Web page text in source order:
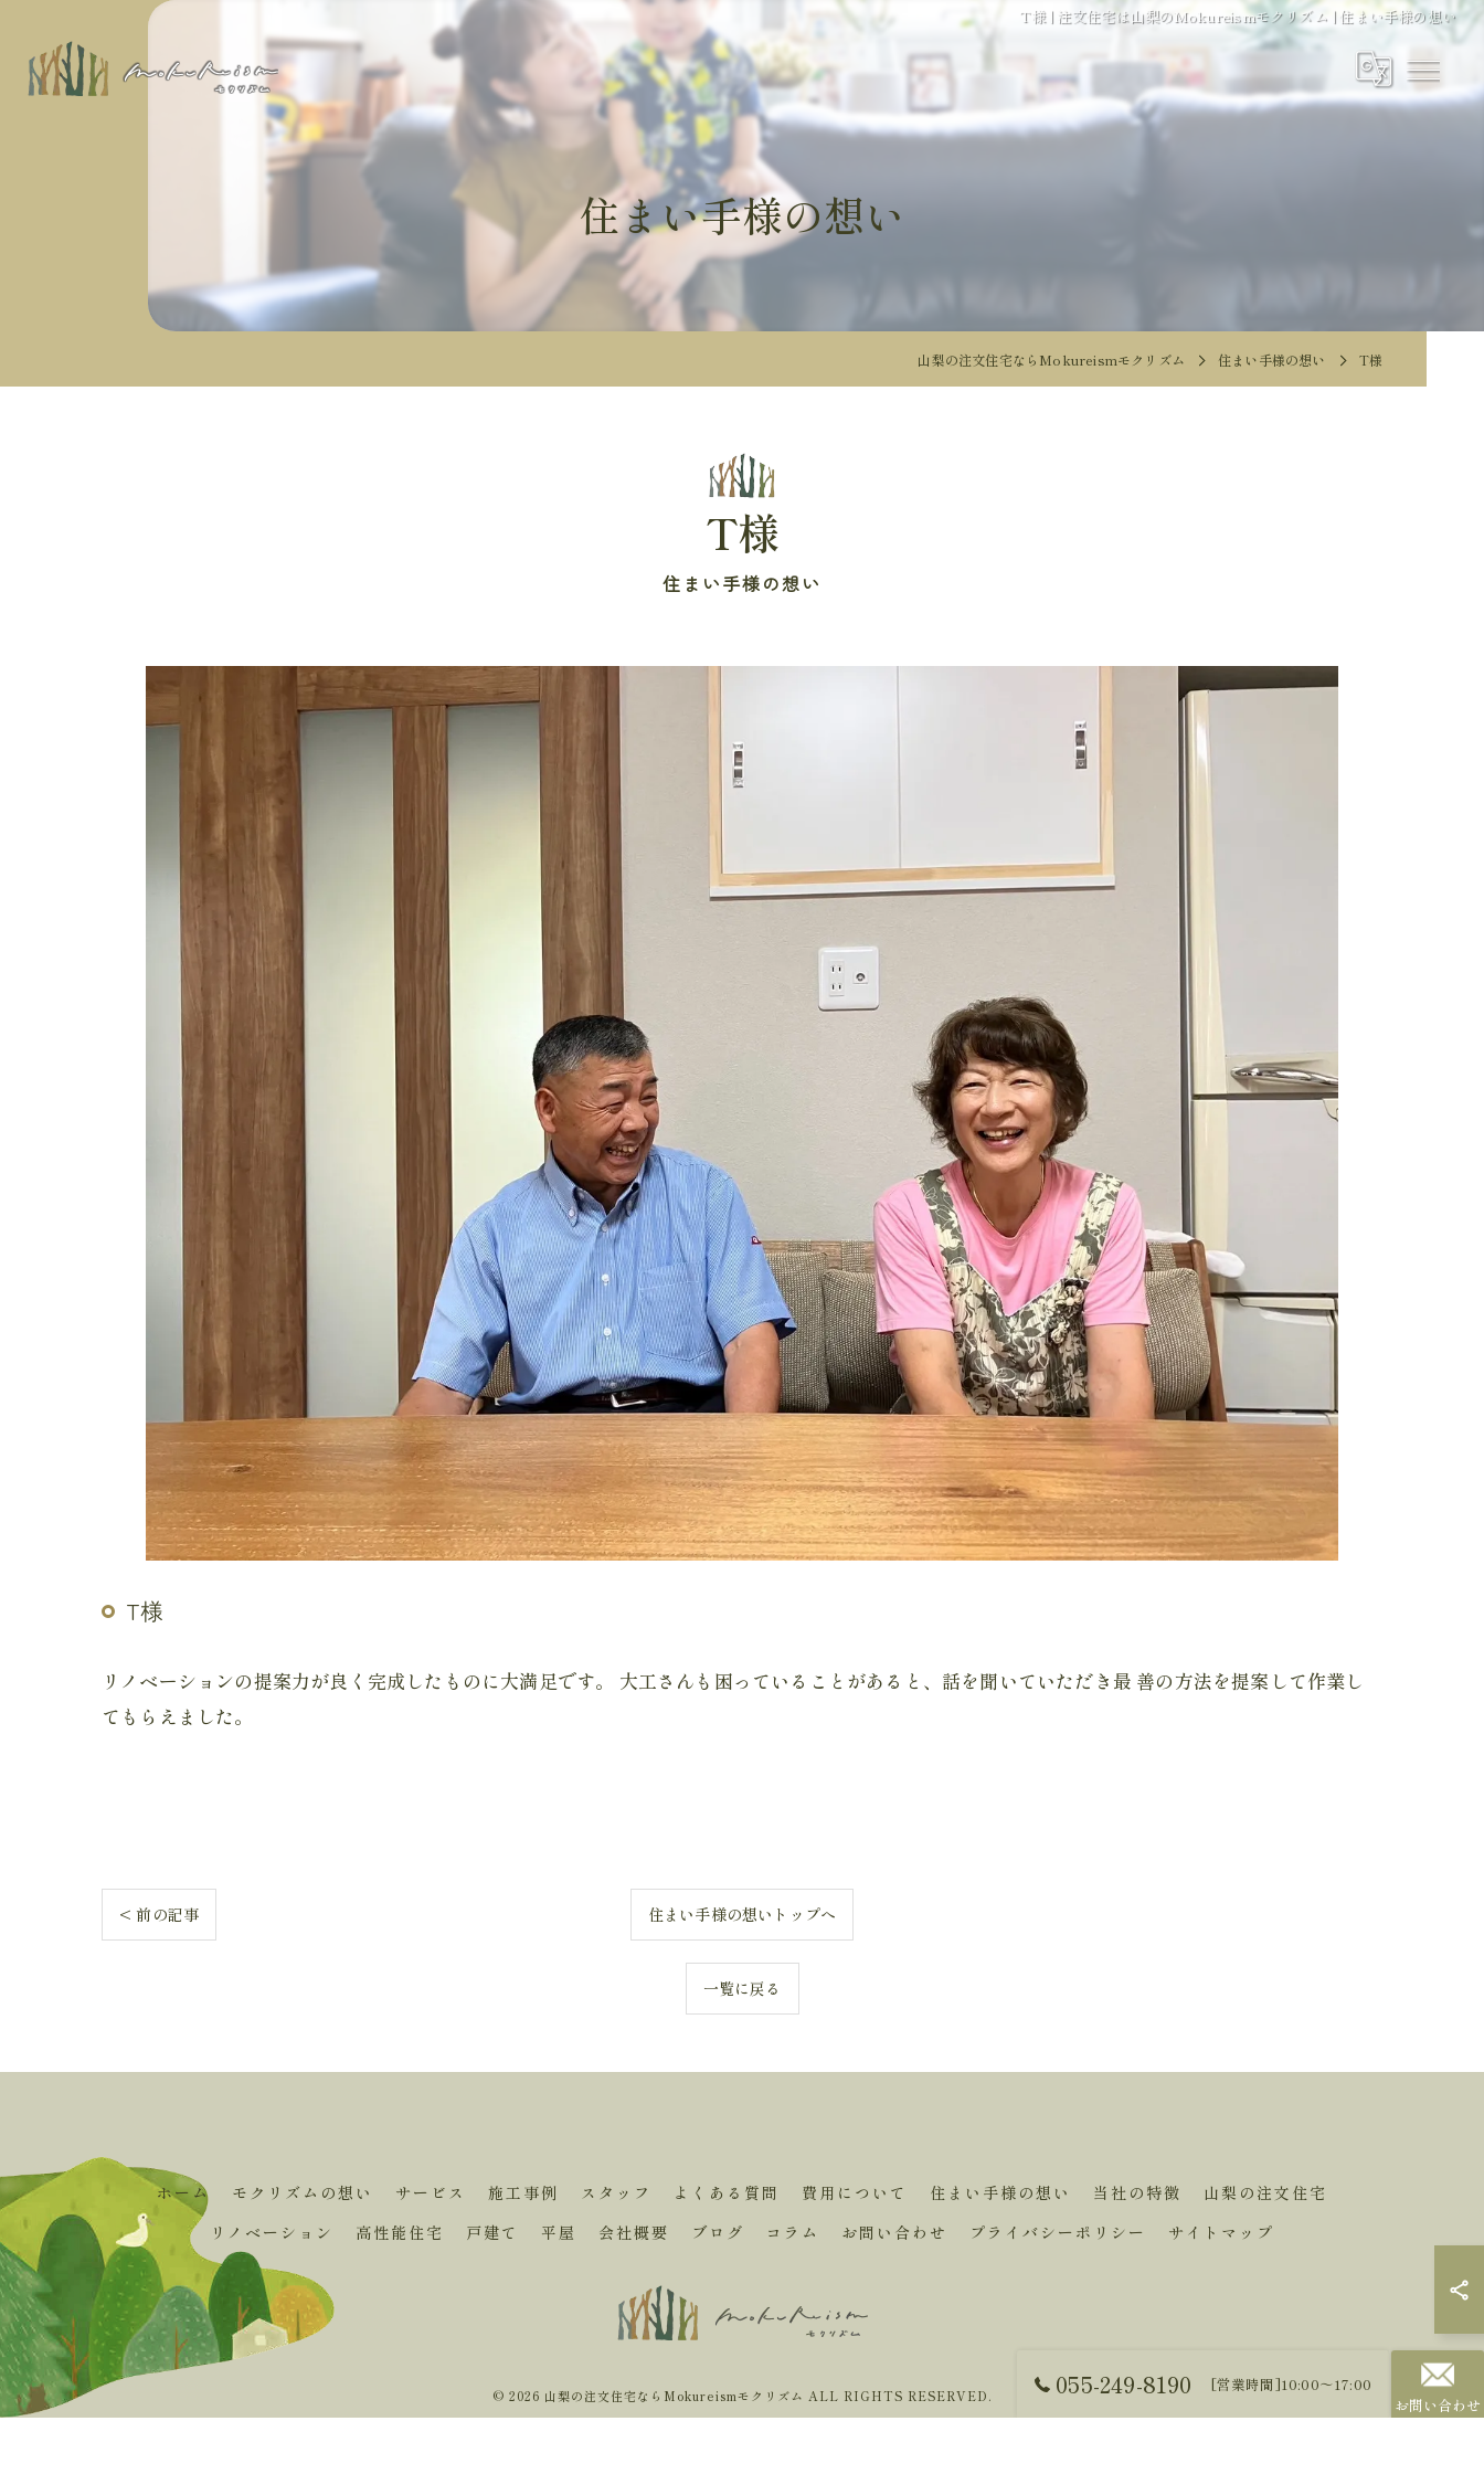
T様 | 注文住宅は山梨のMokureismモクリズム | 住まい手様の想い
住まい手様の想い
山梨の注文住宅ならMokureismモクリズム 住まい手様の想い T様
住まい手様の想い
T様
T様
リノベーションの提案力が良く完成したものに大満足です。 大工さんも困っていることがあると、話を聞いていただき最 善の方法を提案して作業し
てもらえました。
< 前の記事 住まい手様の想いトップへ
一覧に戻る
055-249-8190
[営業時間]10:00～17:00
お問い合わせ
ホーム モクリズムの想い サービス 施工事例 スタッフ よくある質問 費用について 住まい手様の想い 当社の特徴
山梨の注文住宅
リノベーション
高性能住宅 戸建て 平屋 会社概要 ブログ コラム お問い合わせ プライバシーポリシー サイトマップ
© 2026 山梨の注文住宅ならMokureismモクリズム ALL RIGHTS RESERVED.